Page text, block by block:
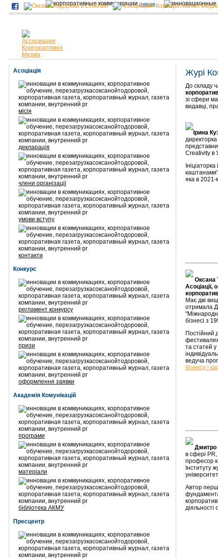
главная
Асоціація
місія
декларація
члени організації
умови вступу
контакти
Конкурс
регламент конкурсу
призи
оформлення заявки
Академія Комунікацій
програми
матеріали
бібліотека АКМУ
Пресцентр
Журі
До складу
зі сфери
видавці,
Ірина
Creativity в
каштанами"
яка в
Оксана
Асоціації,
Має дві
отримала
бізнесі з
Постійний
та статей
ведуча
бізнесу і
Дмитро
в сфері PR,
професор
Інституту
Автор